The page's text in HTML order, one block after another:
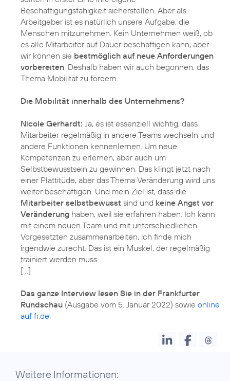
Beschäftigungsfähigkeit sicherstellen. Aber als
Arbeitgeber ist es natürlich unsere Aufgabe, die
Menschen mitzunehmen. Kein Unternehmen weiß, ob
es alle Mitarbeiter auf Dauer beschäftigen kann, aber
wir können sie bestmöglich auf neue Anforderungen
vorbereiten . Deshalb haben wir auch begonnen, das
Thema Mobilität zu fördern.
Die Mobilität innerhalb des Unternehmens?
Nicole Gerhardt: Ja, es ist essenziell wichtig, dass
Mitarbeiter regelmäßig in andere Teams wechseln und
andere Funktionen kennenlernen. Um neue
Kompetenzen zu erlernen, aber auch um
Selbstbewusstsein zu gewinnen. Das klingt jetzt nach
einer Plattitüde, aber das Thema Veränderung wird uns
weiter beschäftigen. Und mein Ziel ist, dass die
Mitarbeiter selbstbewusst sind und keine Angst vor
Veränderung haben, weil sie erfahren haben: Ich kann
mit einem neuen Team und mit unterschiedlichen
Vorgesetzten zusammenarbeiten, ich finde mich
irgendwie zurecht. Das ist ein Muskel, der regelmäßig
trainiert werden muss.
[…]
Das ganze Interview lesen Sie in der Frankfurter
Rundschau (Ausgabe vom 5. Januar 2022) sowie online
auf fr.de
Weitere Informationen: